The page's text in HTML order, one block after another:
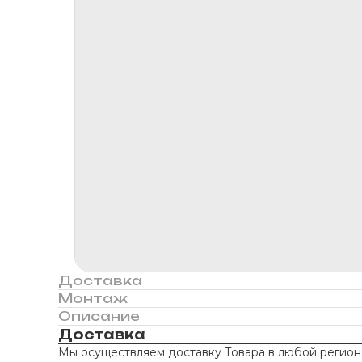
Доставка
Монтаж
Описание
Доставка
Мы осуществляем доставку Товара в любой